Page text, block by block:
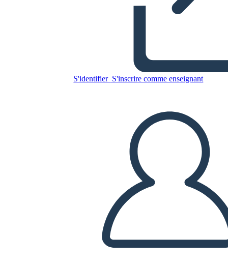
S'identifier S'inscrire comme enseignant
של הכלכלה רייגן
LIRE LE DIAPORAMA
LIS-MOI